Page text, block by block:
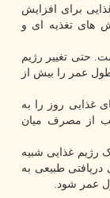
برای افزایش
های تغذیه ای و
حتی تغییر رژیم
میانگین طول عمر را بیش از
غذایی روز را به
سبب از مصرف میان
رژیم غذایی شبیه
طبیعی به
عمر شود.